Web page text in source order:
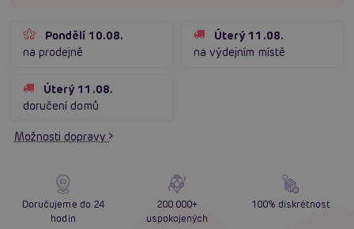
Pondělí 10.08.
na prodejně
Úterý 11.08.
na výdejním místě
Úterý 11.08.
doručení domů
Možnosti dopravy
Doručujeme do 24
hodin
200 000+
uspokojených
100% diskrétnost